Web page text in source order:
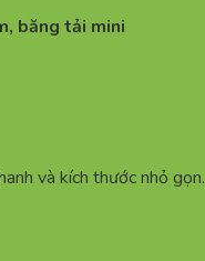
băng tải mini
và kích thước nhỏ gọn.